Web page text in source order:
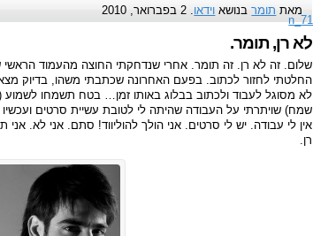
מאת תומרבנושא וידאו. 2 בפברואר, 2010
לא רן, תומר.
שלום. זה לא רן. זה תומר. אחרי שנדחקתי החוצה מהעמוד
החלטתי לחזור לכתוב. בפעם האחרונה שכתבתי משהו, בדיוק
לא מסוגל לעבוד ולכתוב בבלוג באותו זמן… בטח תשמחו
שמח) שויתרתי על העבודה שהיתה לי לטובת עשיית סרטים
אין לי עבודה. יש לי סרטים. אני הולך להוליווד! סתם. אני לא.
רן.